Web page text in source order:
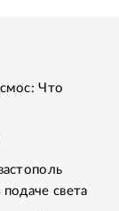
Что
света